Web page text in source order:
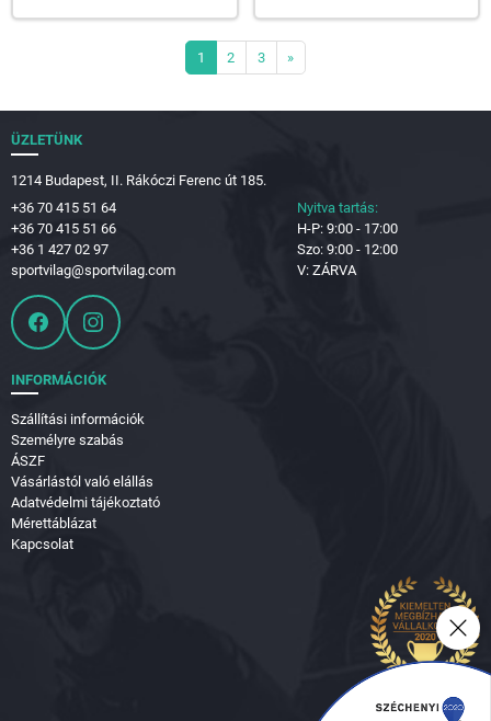
1 2 3 »
ÜZLETÜNK
1214 Budapest, II. Rákóczi Ferenc út 185.
+36 70 415 51 64
+36 70 415 51 66
+36 1 427 02 97
sportvilag@sportvilag.com
Nyitva tartás:
H-P: 9:00 - 17:00
Szo: 9:00 - 12:00
V: ZÁRVA
INFORMÁCIÓK
Szállítási információk
Személyre szabás
ÁSZF
Vásárlástól való elállás
Adatvédelmi tájékoztató
Mérettáblázat
Kapcsolat